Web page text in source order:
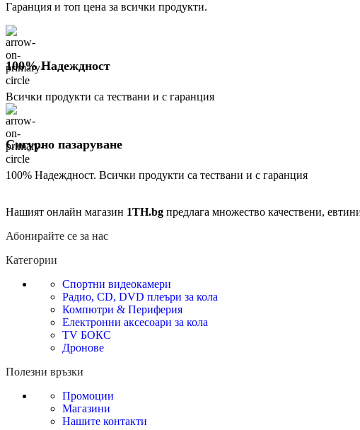
Гаранция и топ цена за всички продукти.
100% Надеждност
Всички продукти са тествани и с гаранция
Сигурно пазаруване
100% Надеждност. Всички продукти са тествани и с гаранция
Нашият онлайн магазин 1TH.bg предлага множество качествени,
Абонирайте се за нас
Категории
Спортни видеокамери
Радио, CD, DVD плеъри за кола
Компютри & Периферия
Електронни аксесоари за кола
TV БОКС
Дронове
Полезни връзки
Промоции
Магазини
Нашите контакти